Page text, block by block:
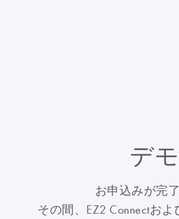
デ
お申込みが完
その間、EZ2 Connectお